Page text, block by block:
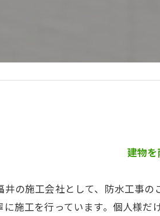
バリアフリー
建物
の施工会社として、防水工事
施工を行っています。個人様